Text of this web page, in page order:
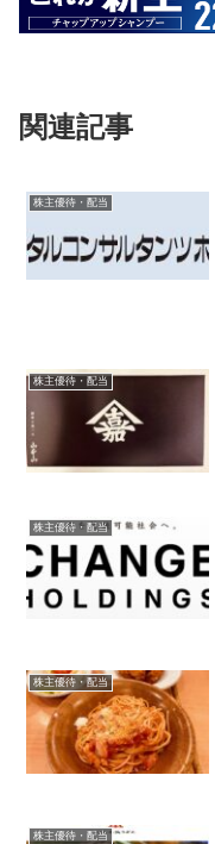
関連記事
株主優待・配当
株主優待・配当
株主優待・配当
株主優待・配当
株主優待・配当